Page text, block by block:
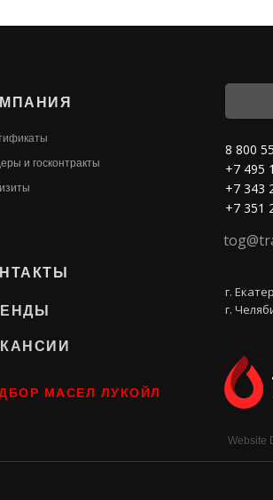
Website
8 800
+7 495
+7 343
+7 351
г.
г.
и госконтракты
МАСЕЛ ЛУКОЙЛ